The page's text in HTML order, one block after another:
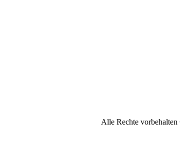
Alle Rechte